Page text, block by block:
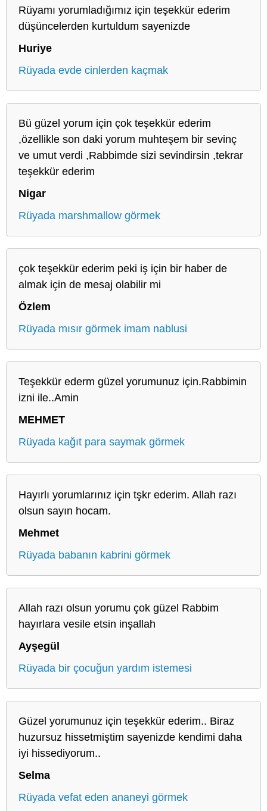
Rüyamı yorumladığımız için teşekkür ederim
düşüncelerden kurtuldum sayenizde
Huriye
Rüyada evde cinlerden kaçmak
Bü güzel yorum için çok teşekkür ederim
,özellikle son daki yorum muhteşem bir sevinç
ve umut verdi ,Rabbimde sizi sevindirsin ,tekrar
teşekkür ederim
Nigar
Rüyada marshmallow görmek
çok teşekkür ederim peki iş için bir haber de
almak için de mesaj olabilir mi
Özlem
Rüyada mısır görmek imam nablusi
Teşekkür ederm güzel yorumunuz için.Rabbimin
izni ile..Amin
MEHMET
Rüyada kağıt para saymak görmek
Hayırlı yorumlarınız için tşkr ederim. Allah razı
olsun sayın hocam.
Mehmet
Rüyada babanın kabrini görmek
Allah razı olsun yorumu çok güzel Rabbim
hayırlara vesile etsin inşallah
Ayşegül
Rüyada bir çocuğun yardım istemesi
Güzel yorumunuz için teşekkür ederim.. Biraz
huzursuz hissetmiştim sayenizde kendimi daha
iyi hissediyorum..
Selma
Rüyada vefat eden ananeyi görmek